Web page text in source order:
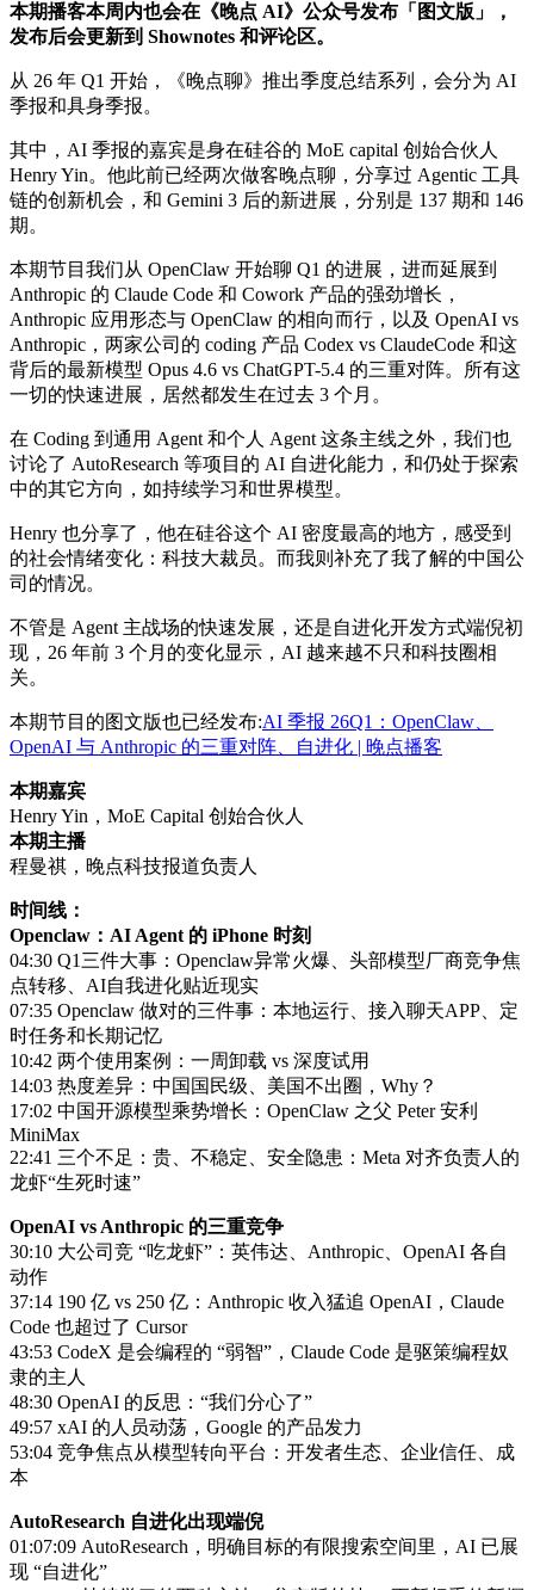
本期播客本周内也会在《晚点 AI》公众号发布「图文版」，
发布后会更新到 Shownotes 和评论区。
从 26 年 Q1 开始，《晚点聊》推出季度总结系列，会分为 AI
季报和具身季报。
其中，AI 季报的嘉宾是身在硅谷的 MoE capital 创始合伙人
Henry Yin。他此前已经两次做客晚点聊，分享过 Agentic 工具
链的创新机会，和 Gemini 3 后的新进展，分别是 137 期和 146
期。
本期节目我们从 OpenClaw 开始聊 Q1 的进展，进而延展到
Anthropic 的 Claude Code 和 Cowork 产品的强劲增长，
Anthropic 应用形态与 OpenClaw 的相向而行，以及 OpenAI vs
Anthropic，两家公司的 coding 产品 Codex vs ClaudeCode 和这
背后的最新模型 Opus 4.6 vs ChatGPT-5.4 的三重对阵。所有这
一切的快速进展，居然都发生在过去 3 个月。
在 Coding 到通用 Agent 和个人 Agent 这条主线之外，我们也
讨论了 AutoResearch 等项目的 AI 自进化能力，和仍处于探索
中的其它方向，如持续学习和世界模型。
Henry 也分享了，他在硅谷这个 AI 密度最高的地方，感受到
的社会情绪变化：科技大裁员。而我则补充了我了解的中国公
司的情况。
不管是 Agent 主战场的快速发展，还是自进化开发方式端倪初
现，26 年前 3 个月的变化显示，AI 越来越不只和科技圈相
关。
本期节目的图文版也已经发布:AI 季报 26Q1：OpenClaw、
OpenAI 与 Anthropic 的三重对阵、自进化 | 晚点播客
本期嘉宾
Henry Yin，MoE Capital 创始合伙人
本期主播
程曼祺，晚点科技报道负责人
时间线：
Openclaw：AI Agent 的 iPhone 时刻
04:30 Q1三件大事：Openclaw异常火爆、头部模型厂商竞争焦
点转移、AI自我进化贴近现实
07:35 Openclaw 做对的三件事：本地运行、接入聊天APP、定
时任务和长期记忆
10:42 两个使用案例：一周卸载 vs 深度试用
14:03 热度差异：中国国民级、美国不出圈，Why？
17:02 中国开源模型乘势增长：OpenClaw 之父 Peter 安利
MiniMax
22:41 三个不足：贵、不稳定、安全隐患：Meta 对齐负责人的
龙虾“生死时速”
OpenAI vs Anthropic 的三重竞争
30:10 大公司竞 “吃龙虾”：英伟达、Anthropic、OpenAI 各自
动作
37:14 190 亿 vs 250 亿：Anthropic 收入猛追 OpenAI，Claude
Code 也超过了 Cursor
43:53 CodeX 是会编程的 “弱智”，Claude Code 是驱策编程奴
隶的主人
48:30 OpenAI 的反思：“我们分心了”
49:57 xAI 的人员动荡，Google 的产品发力
53:04 竞争焦点从模型转向平台：开发者生态、企业信任、成
本
AutoResearch 自进化出现端倪
01:07:09 AutoResearch，明确目标的有限搜索空间里，AI 已展
现 “自进化”